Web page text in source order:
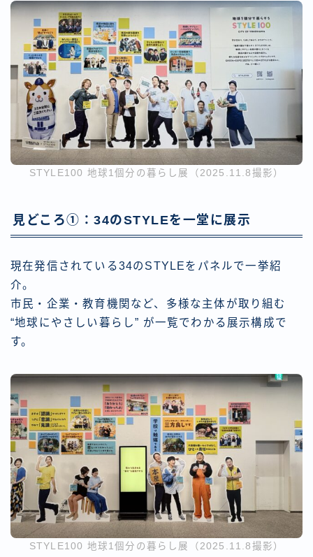
STYLE100 地球1個分の暮らし展（2025.11.8撮影）
見どころ①：34のSTYLEを一堂に展示
現在発信されている34のSTYLEをパネルで一挙紹
介。
市民・企業・教育機関など、多様な主体が取り組む
“地球にやさしい暮らし” が一覧でわかる展示構成で
す。
STYLE100 地球1個分の暮らし展（2025.11.8撮影）